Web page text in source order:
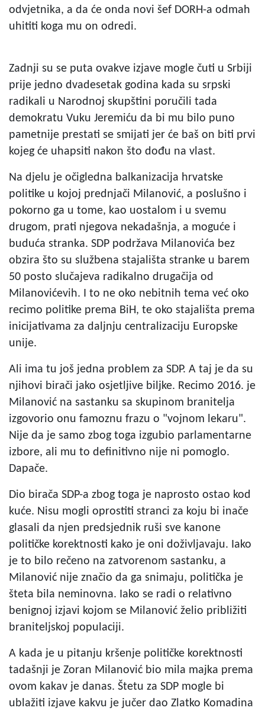
odvjetnika, a da će onda novi šef DORH-a odmah
uhititi koga mu on odredi.
Zadnji su se puta ovakve izjave mogle čuti u Srbiji
prije jedno dvadesetak godina kada su srpski
radikali u Narodnoj skupštini poručili tada
demokratu Vuku Jeremiću da bi mu bilo puno
pametnije prestati se smijati jer će baš on biti prvi
kojeg će uhapsiti nakon što dođu na vlast.
Na djelu je očigledna balkanizacija hrvatske
politike u kojoj prednjači Milanović, a poslušno i
pokorno ga u tome, kao uostalom i u svemu
drugom, prati njegova nekadašnja, a moguće i
buduća stranka. SDP podržava Milanovića bez
obzira što su službena stajališta stranke u barem
50 posto slučajeva radikalno drugačija od
Milanovićevih. I to ne oko nebitnih tema već oko
recimo politike prema BiH, te oko stajališta prema
inicijativama za daljnju centralizaciju Europske
unije.
Ali ima tu još jedna problem za SDP. A taj je da su
njihovi birači jako osjetljive biljke. Recimo 2016. je
Milanović na sastanku sa skupinom branitelja
izgovorio onu famoznu frazu o "vojnom lekaru".
Nije da je samo zbog toga izgubio parlamentarne
izbore, ali mu to definitivno nije ni pomoglo.
Dapače.
Dio birača SDP-a zbog toga je naprosto ostao kod
kuće. Nisu mogli oprostiti stranci za koju bi inače
glasali da njen predsjednik ruši sve kanone
političke korektnosti kako je oni doživljavaju. Iako
je to bilo rečeno na zatvorenom sastanku, a
Milanović nije značio da ga snimaju, politička je
šteta bila neminovna. Iako se radi o relativno
benignoj izjavi kojom se Milanović želio približiti
braniteljskoj populaciji.
A kada je u pitanju kršenje političke korektnosti
tadašnji je Zoran Milanović bio mila majka prema
ovom kakav je danas. Štetu za SDP mogle bi
ublažiti izjave kakvu je jučer dao Zlatko Komadina